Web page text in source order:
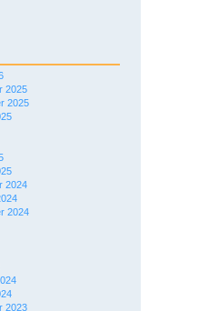
2025
2025
2024
2024
2023